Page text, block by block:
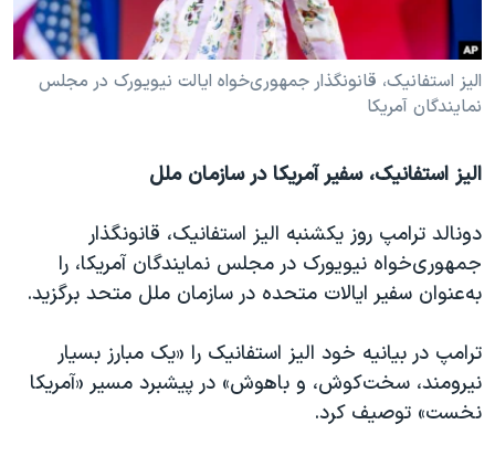
الیز استفانیک، قانونگذار جمهوری‌خواه ایالت نیویورک در مجلس
نمایندگان آمریکا
الیز استفانیک، سفیر آمریکا در سازمان ملل
دونالد ترامپ روز یکشنبه الیز استفانیک، قانونگذار
جمهوری‌خواه نیویورک در مجلس نمایندگان آمریکا، را
به‌عنوان سفیر ایالات متحده در سازمان ملل متحد برگزید.
ترامپ در بیانیه خود الیز استفانیک را «یک مبارز بسیار
نیرومند، سخت‌کوش، و باهوش» در پیشبرد مسیر «آمریکا
نخست» توصیف کرد.